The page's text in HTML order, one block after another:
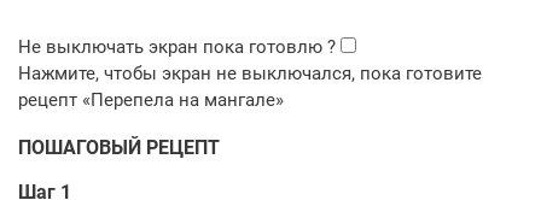
ПОШАГОВЫЙ РЕЦЕПТ
Шаг 1